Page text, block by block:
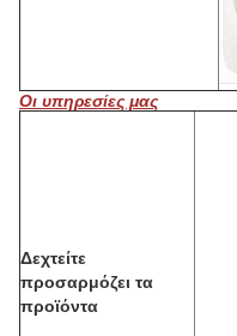
Οι υπηρεσίες μας
Δεχτείτε
προσαρμόζει τα
προϊόντα